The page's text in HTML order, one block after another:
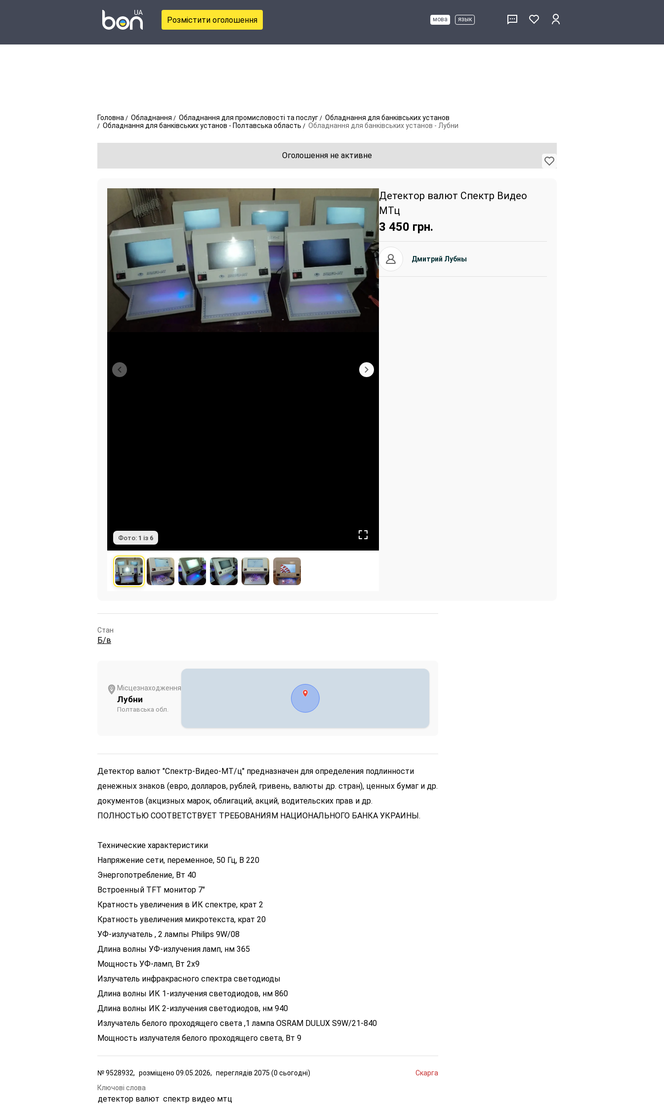
Розмістити оголошення мова язык
Головна Обладнання Обладнання для промисловості та послуг
Обладнання для банківських установ
Обладнання для банківських установ - Полтавська область
Обладнання для банківських установ - Лубни
Оголошення не активне
Фото: 1 із 6
Детектор валют Спектр Видео
МТц
3 450 грн.
Дмитрий Лубны
Стан
Б/в
Місцезнаходження
Лубни
Полтавська обл.
Детектор валют "Спектр-Видео-МТ/ц" предназначен для определения подлинности
денежных знаков (евро, долларов, рублей, гривень, валюты др. стран), ценных бумаг и др.
документов (акцизных марок, облигаций, акций, водительских прав и др.
ПОЛНОСТЬЮ СООТВЕТСТВУЕТ ТРЕБОВАНИЯМ НАЦИОНАЛЬНОГО БАНКА УКРАИНЫ.
Технические характеристики
Напряжение сети, переменное, 50 Гц, В 220
Энергопотребление, Вт 40
Встроенный TFT монитор 7"
Кратность увеличения в ИК спектре, крат 2
Кратность увеличения микротекста, крат 20
УФ-излучатель , 2 лампы Philips 9W/08
Длина волны УФ-излучения ламп, нм 365
Мощность УФ-ламп, Вт 2х9
Излучатель инфракрасного спектра светодиоды
Длина волны ИК 1-излучения светодиодов, нм 860
Длина волны ИК 2-излучения светодиодов, нм 940
Излучатель белого проходящего света ,1 лампа OSRAM DULUX S9W/21-840
Мощность излучателя белого проходящего света, Вт 9
№9528932, розміщено 09.05.2026, переглядів 2075 (0 сьогодні)
Скарга
Ключові слова
детектор валют спектр видео мтц